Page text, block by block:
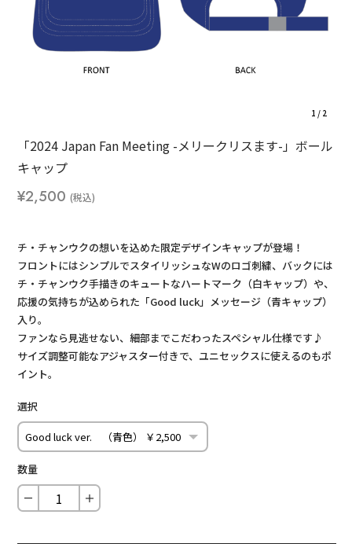
1 / 2
「2024 Japan Fan Meeting -メリークリスます-」ボール
キャップ
¥2,500
チ・チャンウクの想いを込めた限定デザインキャップが登場！
フロントにはシンプルでスタイリッシュなWのロゴ刺繍、バックには
チ・チャンウク手描きのキュートなハートマーク（白キャップ）や、
応援の気持ちが込められた「Good luck」メッセージ（青キャップ）
入り。
ファンなら見逃せない、細部までこだわったスペシャル仕様です♪
サイズ調整可能なアジャスター付きで、ユニセックスに使えるのもポ
イント。
選択
数量
－ ＋